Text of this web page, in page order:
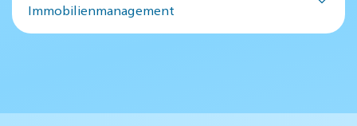
Immobilienmanagement